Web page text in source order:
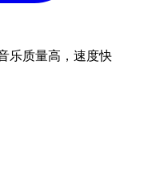
乐质量高，速度快